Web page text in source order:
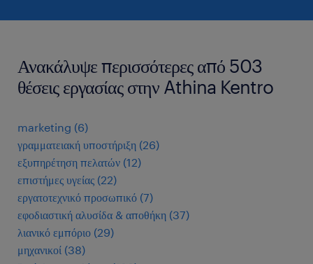
Ανακάλυψε περισσότερες από 503
θέσεις εργασίας στην Athina Kentro
marketing (6)
γραμματειακή υποστήριξη (26)
εξυπηρέτηση πελατών (12)
επιστήμες υγείας (22)
εργατοτεχνικό προσωπικό (7)
εφοδιαστική αλυσίδα & αποθήκη (37)
λιανικό εμπόριο (29)
μηχανικοί (38)